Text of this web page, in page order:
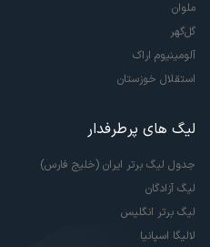
ملوان
گل‌گهر
آلومینیوم اراک
استقلال خوزستان
لیگ های پرطرفدار
جدول لیگ برتر ایران (خلیج فارس)
لیگ آزادگان
لیگ برتر انگلیس
لالیگا اسپانیا